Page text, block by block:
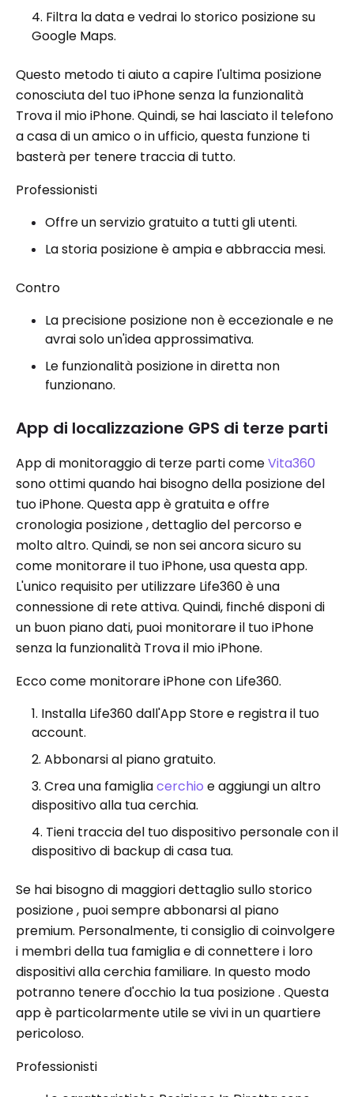
Filtra la data e vedrai lo storico posizione su
Google Maps.
Questo metodo ti aiuto a capire l'ultima posizione
conosciuta del tuo iPhone senza la funzionalità
Trova il mio iPhone. Quindi, se hai lasciato il telefono
a casa di un amico o in ufficio, questa funzione ti
basterà per tenere traccia di tutto.
Professionisti
Offre un servizio gratuito a tutti gli utenti.
La storia posizione è ampia e abbraccia mesi.
Contro
La precisione posizione non è eccezionale e ne
avrai solo un'idea approssimativa.
Le funzionalità posizione in diretta non
funzionano.
App di localizzazione GPS di terze parti
App di monitoraggio di terze parti comeVita360
sono ottimi quando hai bisogno della posizione del
tuo iPhone. Questa app è gratuita e offre
cronologia posizione , dettaglio del percorso e
molto altro. Quindi, se non sei ancora sicuro su
come monitorare il tuo iPhone, usa questa app.
L'unico requisito per utilizzare Life360 è una
connessione di rete attiva. Quindi, finché disponi di
un buon piano dati, puoi monitorare il tuo iPhone
senza la funzionalità Trova il mio iPhone.
Ecco come monitorare iPhone con Life360.
Installa Life360 dall'App Store e registra il tuo
account.
Abbonarsi al piano gratuito.
Crea una famigliacerchio e aggiungi un altro
dispositivo alla tua cerchia.
Tieni traccia del tuo dispositivo personale con il
dispositivo di backup di casa tua.
Se hai bisogno di maggiori dettaglio sullo storico
posizione , puoi sempre abbonarsi al piano
premium. Personalmente, ti consiglio di coinvolgere
i membri della tua famiglia e di connettere i loro
dispositivi alla cerchia familiare. In questo modo
potranno tenere d'occhio la tua posizione . Questa
app è particolarmente utile se vivi in ​​un quartiere
pericoloso.
Professionisti